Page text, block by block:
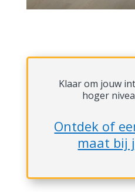
Klaar om jouw
hoger
Ontdek of
maat bij